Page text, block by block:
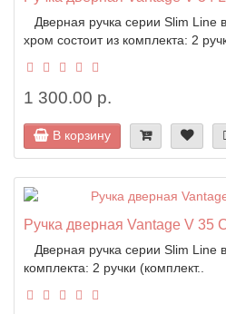
Дверная ручка серии Slim Line
хром состоит из комплекта: 2
1 300.00 р.
В корзину
Ручка дверная Vantage V 35
Дверная ручка серии Slim Line
комплекта: 2 ручки (комплект..